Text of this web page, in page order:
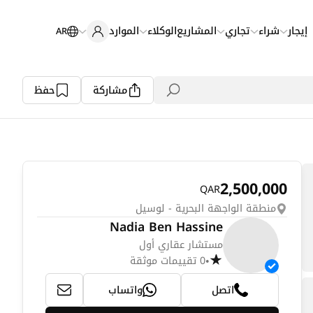
إيجار شراء تجاري المشاريعالوكلاء الموارد AR
مشاركة حفظ
2,500,000
QAR
منطقة الواجهة البحرية - لوسيل
Nadia Ben Hassine
مستشار عقاري أول
•0 تقييمات موثقة
اتصل
واتساب